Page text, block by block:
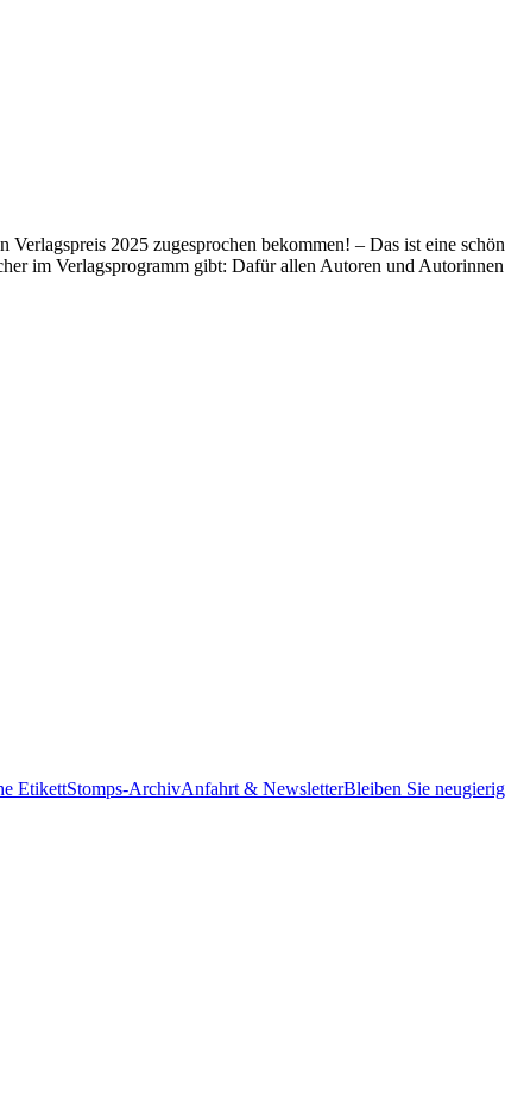
2025 zugesprochen bekommen! – Das ist eine
im Verlagsprogramm gibt: Dafür allen Autoren und
EtikettStomps-ArchivAnfahrt & NewsletterBleiben Sie